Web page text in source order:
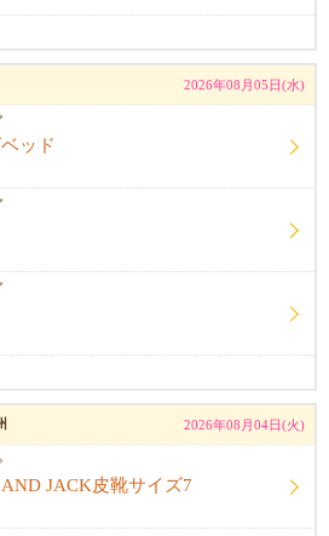
2026年08月05日(水)
ッド
2026年08月04日(火)
AND JACK皮靴サイズ7